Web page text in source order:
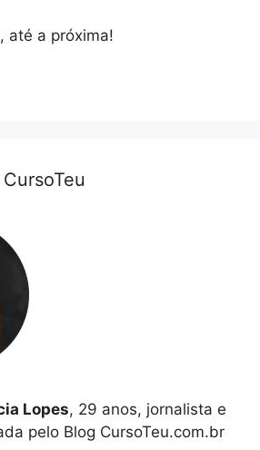
até a próxima!
Lopes, 29 anos, jornalista e
pelo Blog CursoTeu.com.br